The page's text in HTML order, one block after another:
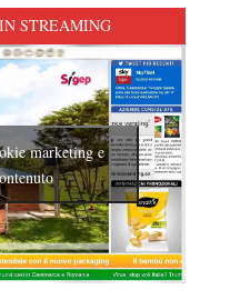
STREAMING
marketing e